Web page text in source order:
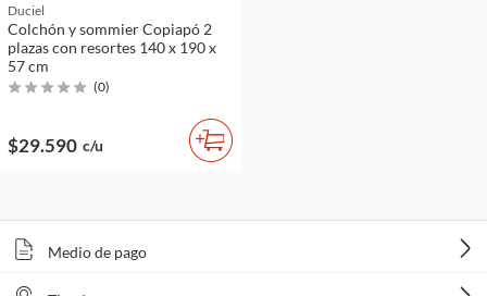
Duciel
Colchón y sommier Copiapó 2
plazas con resortes 140 x 190 x
57 cm
(0)
$29.590 c/u
Medio de pago